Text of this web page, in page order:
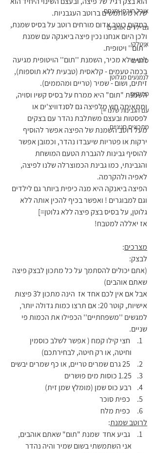
אוכל חורפי ומנחם
גם ילדים אוהבים
איטלקי
סלטים
לנמנעים מגלוטן
מתוקים
עם הגבינות שלנו =]
מתכונים חגיגיים
שלא משתמשים ברוטב העגבניות.
במקום רוטב אדום מורחים רוטב על בסיס שמנת,
ולכן היום אנחנו נכין פיצה ביאנקה עם שמנת
''תום'' ויטופית.
למי שלא מכיר, השמנת ''תום'' הויטופית מגיעה
בכמה טעמים - קלאסית (טבעית ללא תוספות),
זיתים, ושום - שמיר (טריים ומהממים).
השמנת "תום" היא ממרח על בסיס קשיו וסויה,
ומתאימה חוץ מלפיצה גם לסנדוויצ'ים או
לפסטות ובעצם משתלבת נהדר עם בצקים
מעל רוטב השמנת של הפיצה אפשר להוסיף
ירקות או פטריות שיעבדו נהדר, וכמובן אפשר
להוסיף גבינות להגברת הטעם המושחת
והגבינתי, כמו גבינת הכמוצרלה שלנו לפיצה,
לאפיה ולהקרמה.
הפיצה ביאנקה היא מנה כיפית ביותר גם לילדים
וגם למבוגרים ! ואפשר בכיף להכין אותה ללא
גלוטן, על בסיס בצק פיצה ללא גלוטן=]
אז יאללה למטבח!
מצרכים:
לבצק:
(אתם יכולים להסתמך על כל מתכון לבצק פיצה
שאתם אוהבים)
אבל אם אין לכם אחד אז  הינה מתכון ל3 פיצות
אישיות, קוטר 20: אם תרצו כמות גדולה יותר,
למגשים ''משפחתיים'' הכפילו את הכמות פי
שניים.
חצי קילו קמח ( אפשר לשלב כוסמין
וחיטה, או רק חיטה, לבחירתכם)
1.25 כוסות מים פושרים
רבע כוס שמן (מומלץ שמן זית)
לרוטב שמנת:
גביע אחד  שמנת "תום" שאתם אוהבים,
אני השתמשתי בשום שמיר והיה נהדר